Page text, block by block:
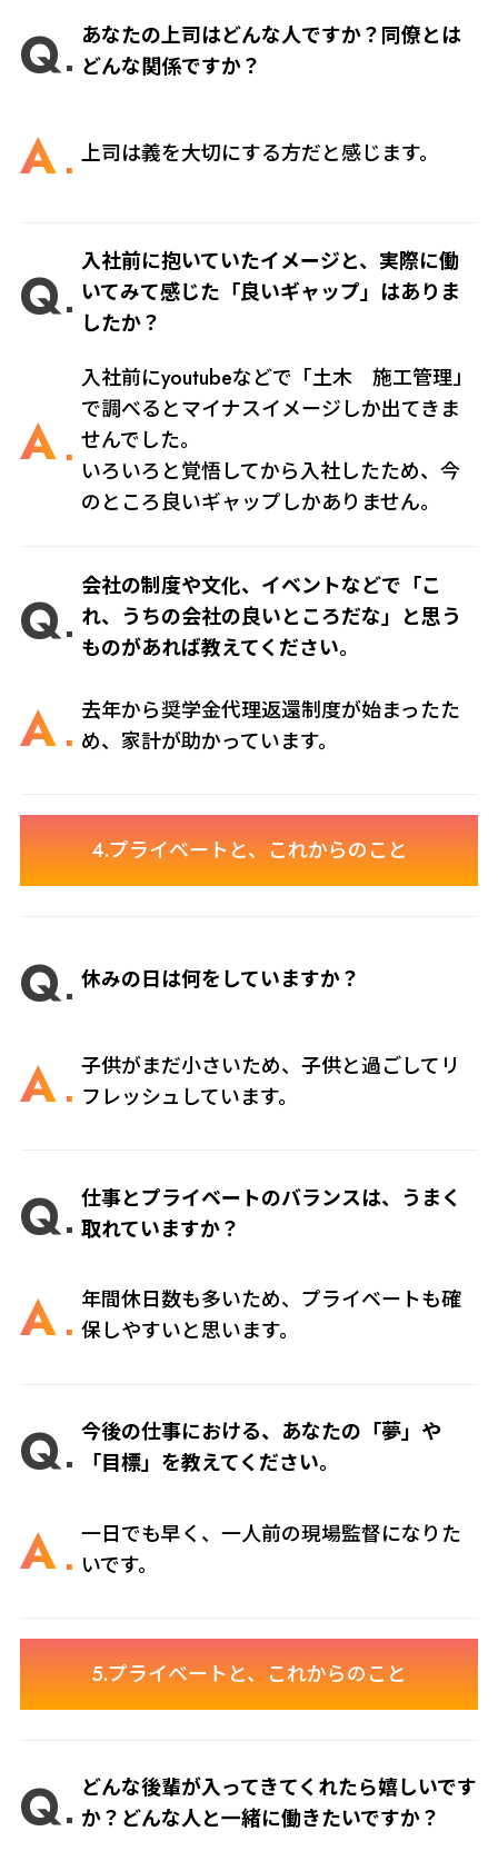
Q
あなたの上司はどんな人ですか？同僚とは
どんな関係ですか？
A 上司は義を大切にする方だと感じます。
Q
入社前に抱いていたイメージと、実際に働
いてみて感じた「良いギャップ」はありま
したか？
A
入社前にyoutubeなどで「土木 施工管理」
で調べるとマイナスイメージしか出てきま
せんでした。
いろいろと覚悟してから入社したため、今
のところ良いギャップしかありません。
Q
会社の制度や文化、イベントなどで「こ
れ、うちの会社の良いところだな」と思う
ものがあれば教えてください。
A
去年から奨学金代理返還制度が始まったた
め、家計が助かっています。
4.プライベートと、これからのこと
Q 休みの日は何をしていますか？
A
子供がまだ小さいため、子供と過ごしてリ
フレッシュしています。
Q
仕事とプライベートのバランスは、うまく
取れていますか？
A
年間休日数も多いため、プライベートも確
保しやすいと思います。
Q
今後の仕事における、あなたの「夢」や
「目標」を教えてください。
A
一日でも早く、一人前の現場監督になりた
いです。
5.プライベートと、これからのこと
Q
どんな後輩が入ってきてくれたら嬉しいです
か？どんな人と一緒に働きたいですか？